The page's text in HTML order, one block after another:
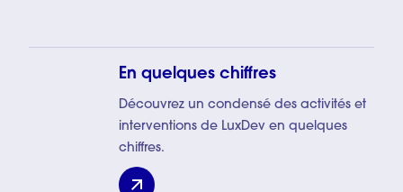
En quelques chiffres
Découvrez un condensé des activités et
interventions de LuxDev en quelques
chiffres.
En quelques chiffres